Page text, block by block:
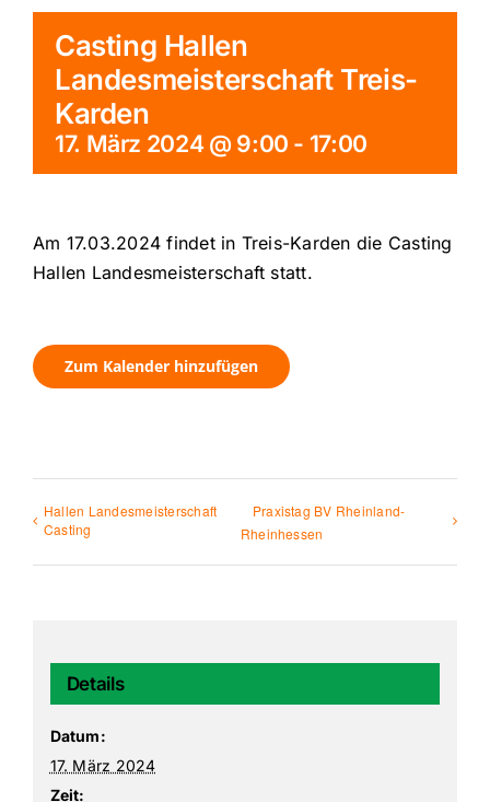
Casting Hallen
Landesmeisterschaft Treis-
Karden
17. März 2024 @ 9:00 - 17:00
Am 17.03.2024 findet in Treis-Karden die Casting
Hallen Landesmeisterschaft statt.
Zum Kalender hinzufügen
Hallen Landesmeisterschaft
Casting
Praxistag BV Rheinland-
Rheinhessen
Details
Datum:
17. März 2024
Zeit: